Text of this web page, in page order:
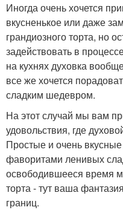
Иногда очень хочется
вкусненькое или даже
грандиозного торта, но
задействовать в
на кухнях духовка
все же хочется
сладким шедевром.
На этот случай мы вам
удовольствия, где
Простые и очень
фаворитами ленивых
освободившееся время
торта - тут ваша
границ.